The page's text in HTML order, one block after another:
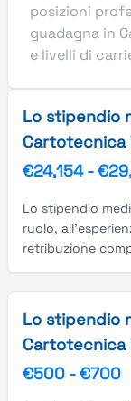
posizioni
guadagna in
e livelli di
Lo stipendio
Cartotecnica
€24,154-
Lo stipendio
ruolo,
retribuzione
Lo stipendio
Cartotecnica
€500 -€700